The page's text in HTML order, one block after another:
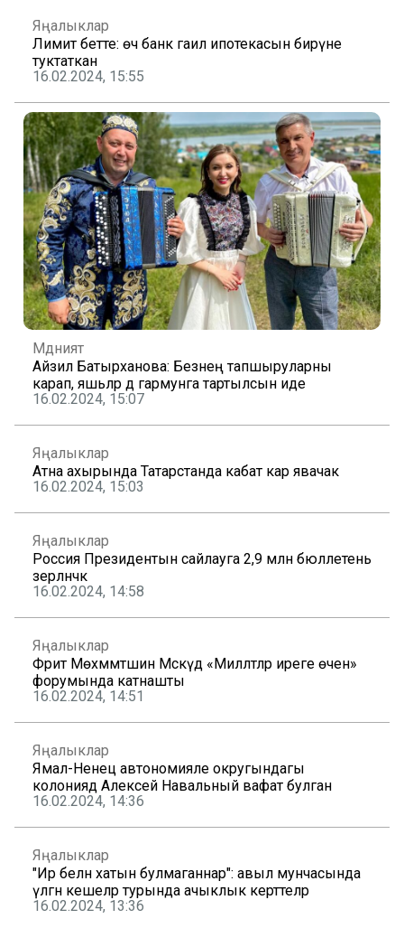
Яңалыклар
Лимит бетте: өч банк гаилә ипотекасын бирүне
туктаткан
16.02.2024, 15:55
Мәдәният
Айзилә Батырханова: Безнең тапшыруларны
карап, яшьләр дә гармунга тартылсын иде
16.02.2024, 15:07
Яңалыклар
Атна ахырында Татарстанда кабат кар явачак
16.02.2024, 15:03
Яңалыклар
Россия Президентын сайлауга 2,9 млн бюллетень
әзерләнәчәк
16.02.2024, 14:58
Яңалыклар
Фәрит Мөхәммәтшин Мәскәүдә «Милләтләр иреге өчен»
форумында катнашты
16.02.2024, 14:51
Яңалыклар
Ямал-Ненец автономияле округындагы
колониядә Алексей Навальный вафат булган
16.02.2024, 14:36
Яңалыклар
"Ир белән хатын булмаганнар": авыл мунчасында
үлгән кешеләр турында ачыклык керттеләр
16.02.2024, 13:36